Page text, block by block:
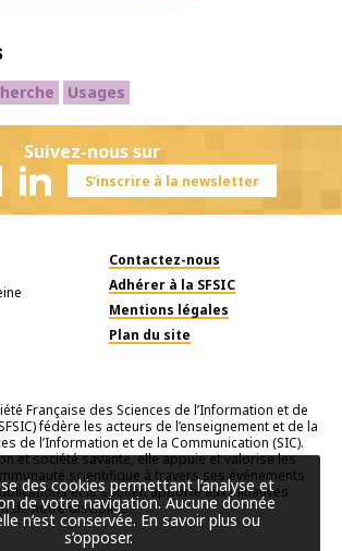
Usages
Suivez-nous sur
S'inscrire à la newsletter
Contactez-nous
Adhérer à la SFSIC
Mentions légales
Plan du site
Française des Sciences de l’Information et de
fédère les acteurs de l’enseignement et de la
de l’Information et de la Communication (SIC).
et société savante, elle appuie et valorise les
scientifique à travers ses événements
et le soutien apporté aux initiatives
de notre discipline.
des cookies permettant l’analyse et
de votre navigation. Aucune donnée
n’est conservée. En savoir plus ou
s’opposer.